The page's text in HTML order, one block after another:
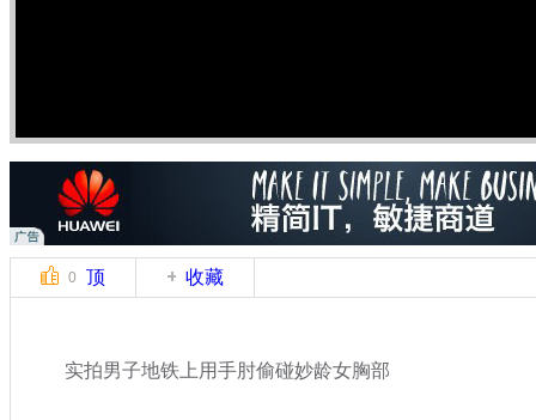
0 顶 收藏
实拍男子地铁上用手肘偷碰妙龄女胸部